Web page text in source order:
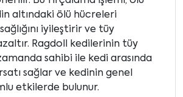
altındaki ölü hücreleri
iyileştirir ve tüy
Ragdoll kedilerinin tüy
zamanda sahibi ile kedi arasında
sağlar ve kedinin genel
etkilerde bulunur.